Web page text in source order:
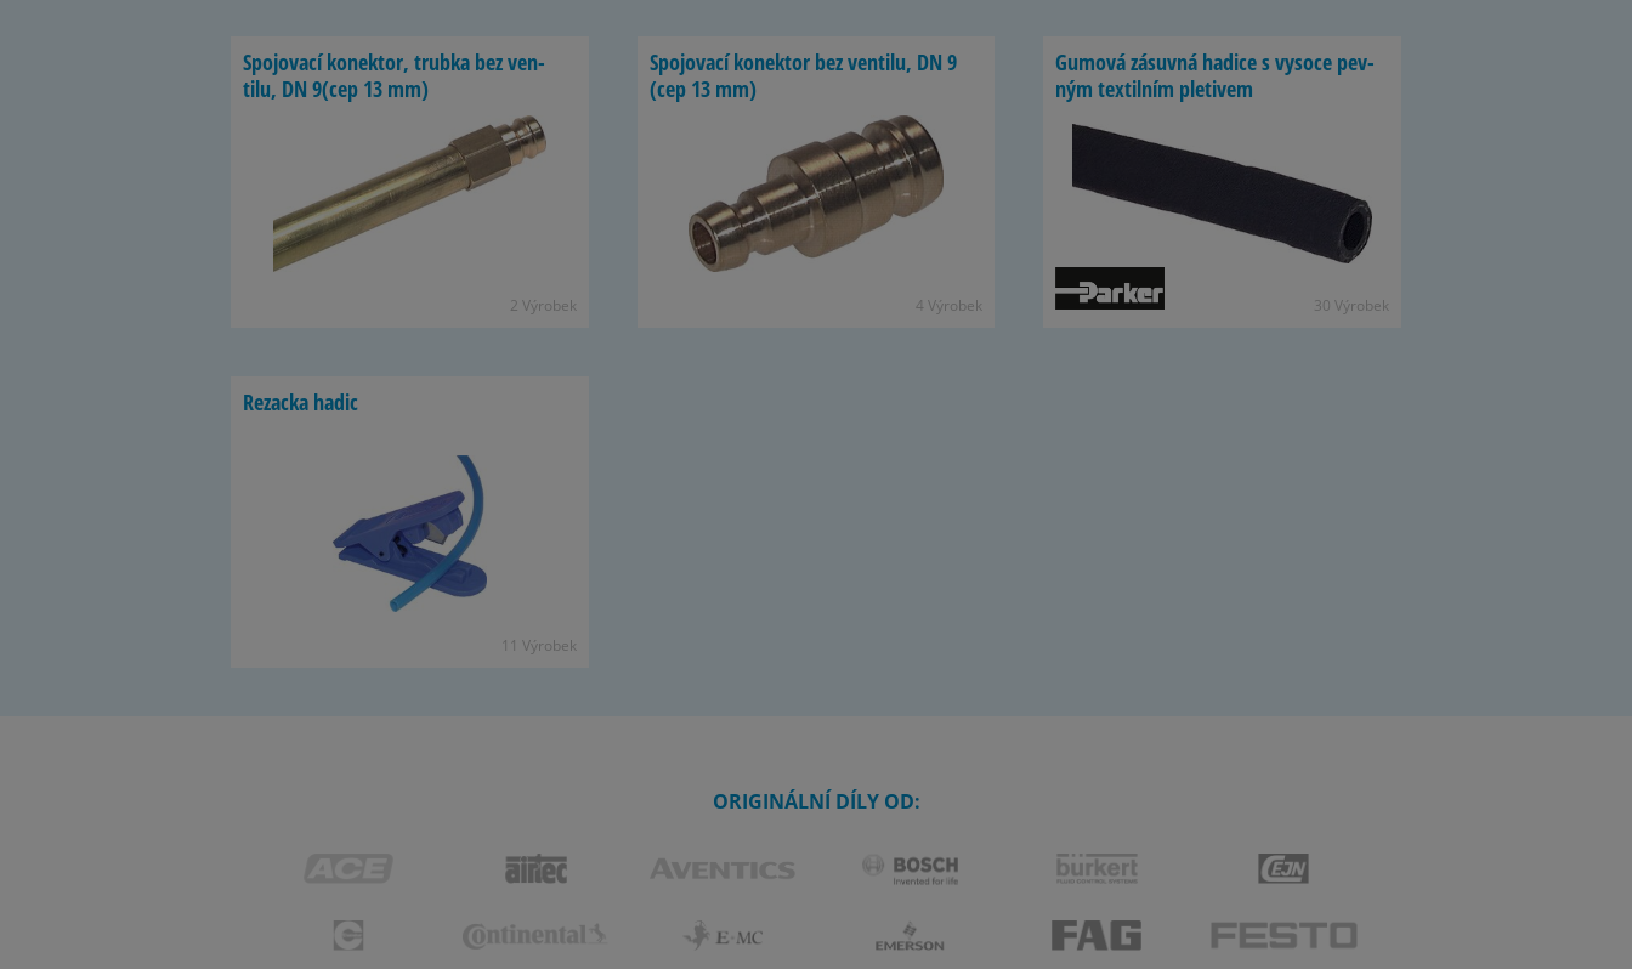
Spo­jo­vací ko­nek­tor, trubka bez ven­
tilu, DN 9(cep 13 mm)
2 Vý­ro­bek
Spo­jo­vací ko­nek­tor bez ven­tilu, DN 9
(cep 13 mm)
4 Vý­ro­bek
Gu­mová zá­suvná ha­dice s vy­soce pev­
ným tex­til­ním ple­ti­vem
30 Vý­ro­bek
Re­zacka hadic
11 Vý­ro­bek
ORIGINÁLNÍ DÍLY OD: